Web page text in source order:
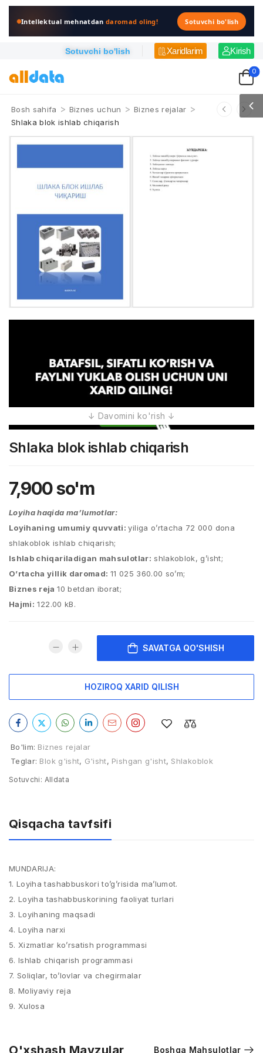
Intellektual mehnatdandaromad oling! Sotuvchi bo'lish
Sotuvchi bo'lish Xaridlarim Kirish
0
Bosh sahifa > Biznes uchun > Biznes rejalar >
Shlaka blok ishlab chiqarish
Shlaka blok ishlab chiqarish
7,900so'm
Loyiha haqida ma’lumotlar:
Loyihaning umumiy quvvati:yiliga o’rtacha 72 000 dona
shlakoblok ishlab chiqarish;
Ishlab chiqariladigan mahsulotlar: shlakoblok, g’isht;
O’rtacha yillik daromad: 11 025 360.00 so’m;
Biznes reja10 betdan iborat;
Hajmi: 122.00 kB.
SAVATGA QO'SHISH
HOZIROQ XARID QILISH
Bo'lim: Biznes rejalar
Teglar: Blok g'isht, G'isht, Pishgan g'isht, Shlakoblok
Sotuvchi: Alldata
Qisqacha tavfsifi
MUNDARIJA:
1. Loyiha tashabbuskori to’g’risida ma’lumot.
2. Loyiha tashabbuskorining faoliyat turlari
3. Loyihaning maqsadi
4. Loyiha narxi
5. Xizmatlar ko’rsatish programmasi
6. Ishlab chiqarish programmasi
7. Soliqlar, to’lovlar va chegirmalar
8. Moliyaviy reja
9. Xulosa
O'xshash Mavzular Boshqa Mahsulotlar